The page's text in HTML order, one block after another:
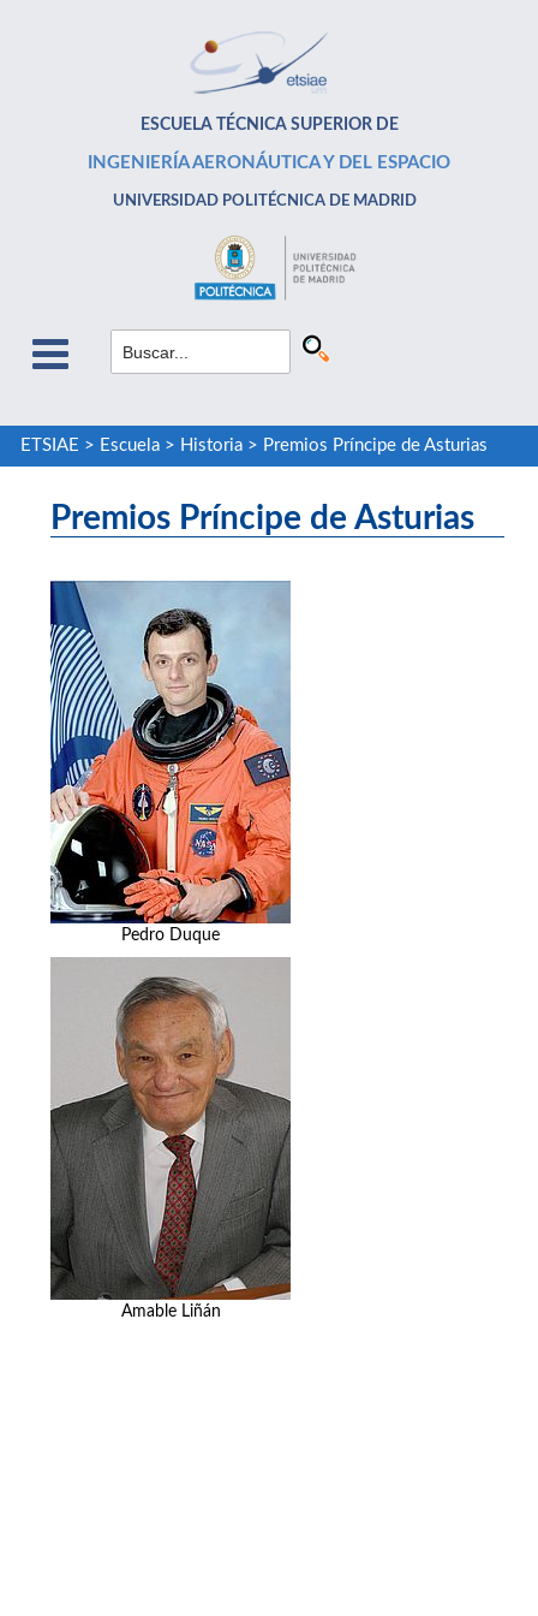
ESCUELA TÉCNICA SUPERIOR DE
INGENIERÍA AERONÁUTICA Y DEL ESPACIO
UNIVERSIDAD POLITÉCNICA DE MADRID
ETSIAE > Escuela> Historia> Premios Príncipe de Asturias
Premios Príncipe de Asturias
Pedro Duque
Amable Liñán